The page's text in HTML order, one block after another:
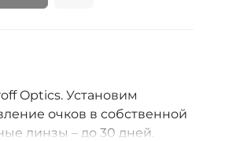
Optics. Установим
очков в собственной
линзы – до 30 дней.